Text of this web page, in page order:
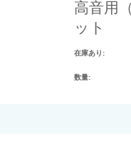
高音用
ット
在庫あり:
数量: